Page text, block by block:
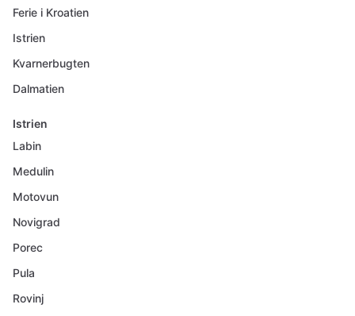
Ferie i Kroatien
Istrien
Kvarnerbugten
Dalmatien
Istrien
Labin
Medulin
Motovun
Novigrad
Porec
Pula
Rovinj